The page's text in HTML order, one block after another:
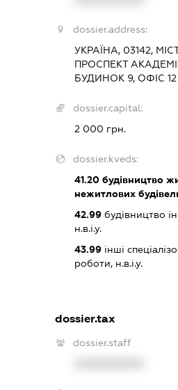
dossier.address:
УКРАЇНА, 03142,
ПРОСПЕКТ
БУДИНОК 9, ОФІС 12
dossier.capital:
2 000 грн.
dossier.kveds:
41.20 будівництво
нежитлових
42.99 будівництво
н.в.і.у.
43.99 інші
роботи, н.в.і.у.
dossier.tax
dossier.staff